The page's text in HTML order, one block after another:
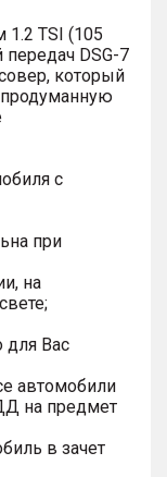
1.2 TSI (105
передач DSG-7
который
продуманную
с
при
на
для Вас
автомобили
на предмет
в зачет